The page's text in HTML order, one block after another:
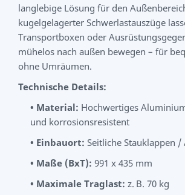
langlebige Lösung für den
kugelgelagerter Schwerlastauszüge
Transportboxen oder
mühelos nach außen bewegen – für
ohne Umräumen.
Technische Details:
• Material: Hochwertiges
und korrosionsresistent
• Einbauort: Seitliche Stauklappen /
• Maße (BxT): 991 x 435 mm
• Maximale Traglast: z. B. 70 kg